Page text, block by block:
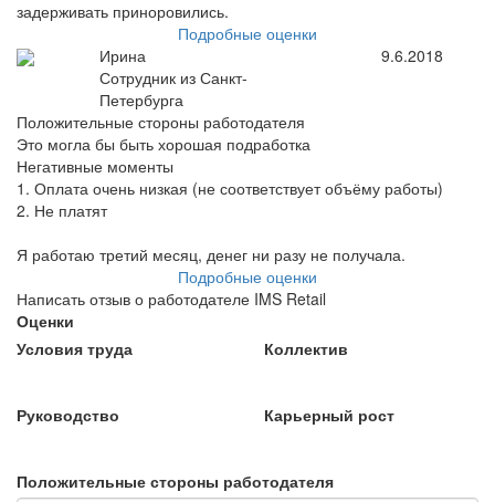
задерживать приноровились.
Подробные оценки
Ирина
Сотрудник из Санкт-
Петербурга
9.6.2018
Положительные стороны работодателя
Это могла бы быть хорошая подработка
Негативные моменты
1. Оплата очень низкая (не соответствует объёму работы)
2. Не платят
Я работаю третий месяц, денег ни разу не получала.
Подробные оценки
Написать отзыв о работодателе IMS Retail
Оценки
Условия труда
Коллектив
Руководство Карьерный рост
Положительные стороны работодателя